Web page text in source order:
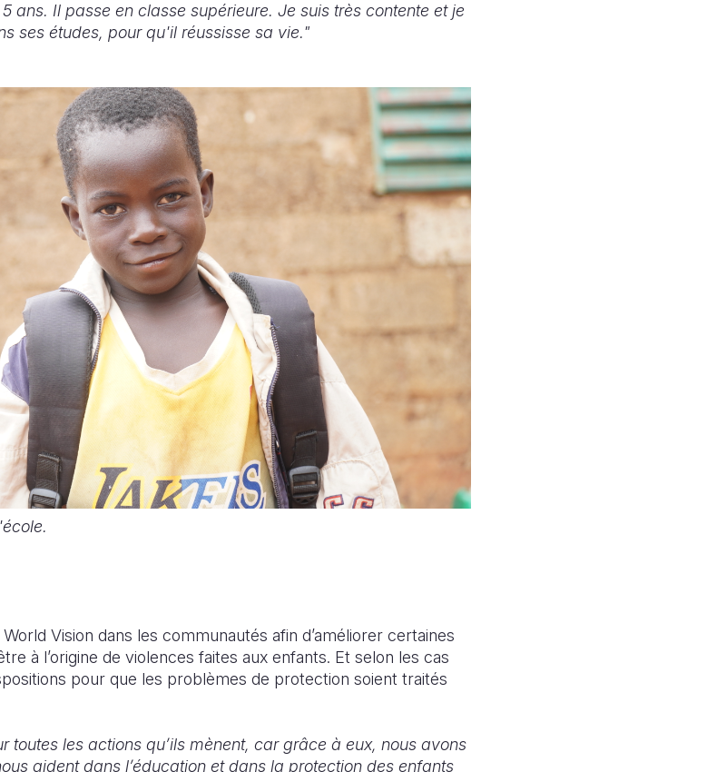
ans. Il passe en classe supérieure. Je suis très contente et je
ses études, pour qu'il réussisse sa vie."
Vision dans les communautés afin d’améliorer certaines
à l’origine de violences faites aux enfants. Et selon les cas
pour que les problèmes de protection soient traités
toutes les actions qu’ils mènent, car grâce à eux, nous avons
aident dans l’éducation et dans la protection des enfants